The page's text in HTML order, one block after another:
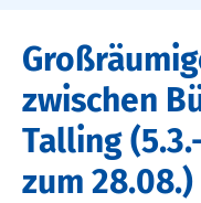
zwischen
Talling
zum 28.08.)